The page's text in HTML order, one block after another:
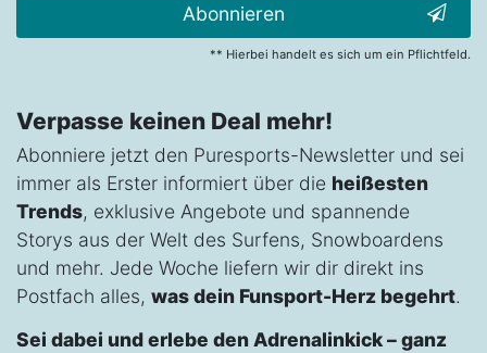
Abonnieren
** Hierbei handelt es sich um ein Pflichtfeld.
Verpasse keinen Deal mehr!
Abonniere jetzt den Puresports-Newsletter und sei
immer als Erster informiert über die heißesten
Trends, exklusive Angebote und spannende
Storys aus der Welt des Surfens, Snowboardens
und mehr. Jede Woche liefern wir dir direkt ins
Postfach alles, was dein Funsport-Herz begehrt.
Sei dabei und erlebe den Adrenalinkick – ganz